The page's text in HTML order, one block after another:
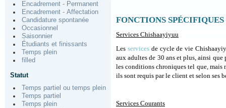
Encadrement - Permanent
Encadrement - Affectation
Candidature spontanée
Occasionnel
Saisonnier
Étudiants et finissants
Temps plein
filled
Statut
Temps partiel ou temps plein
Temps partiel
Temps plein
FONCTIONS SPÉCIFIQUES
Services Chishaayiyuu
Les servicesde cycle de vie
aux adultes de 30 ans et plus, ainsi
les conditions chroniques tel que, mais
ils sont requis par le client et selon ses
Services Courants